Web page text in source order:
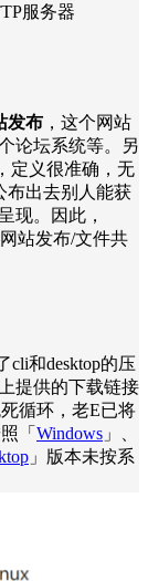
服务器
发布 ，这个网站
论坛系统等。另
定义很准确，无
布出去别人能获
现。因此，
站发布/文件共
cli和desktop的压
提供的下载链接
循环，老E已将
「 Windows 」、
」版本未按系